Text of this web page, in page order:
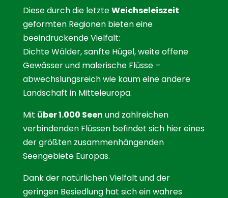
Diese durch die letzteWeichseleiszeit
geformten Regionen bieten eine
beeindruckende Vielfalt:
Dichte Wälder, sanfte Hügel, weite offene
Gewässer und malerische Flüsse –
abwechslungsreich wie kaum eine andere
Landschaft in Mitteleuropa.
Mit über 1.000 Seen und zahlreichen
verbindenden Flüssen befindet sich hier eines
der größten zusammenhängenden
Seengebiete Europas.
Dank der natürlichen Vielfalt und der
geringen Besiedlung hat sich ein wahres